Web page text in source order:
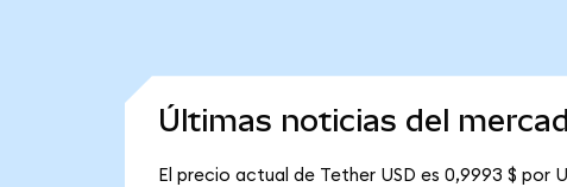
Últimas noticias del
El precio actual de Tether USD es 0,9993 $ por